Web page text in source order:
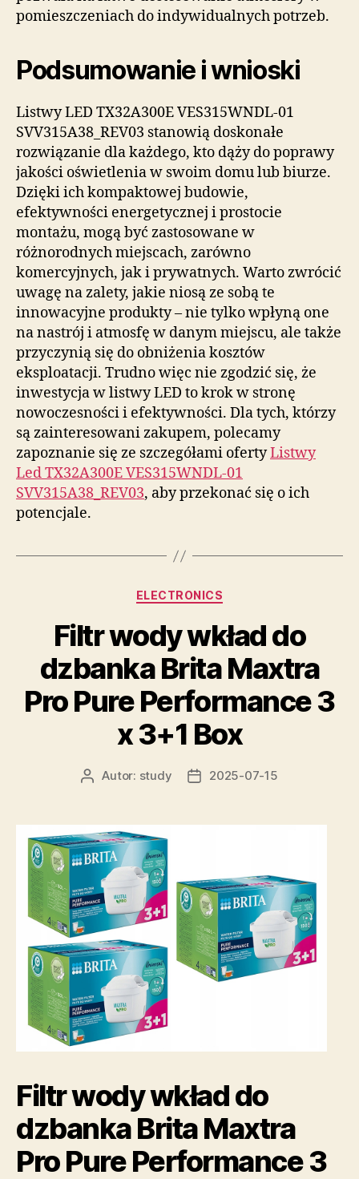
pomieszczeniach do indywidualnych potrzeb.
Podsumowanie i wnioski
Listwy LED TX32A300E VES315WNDL-01
SVV315A38_REV03 stanowią doskonałe
rozwiązanie dla każdego, kto dąży do poprawy
jakości oświetlenia w swoim domu lub biurze.
Dzięki ich kompaktowej budowie,
efektywności energetycznej i prostocie
montażu, mogą być zastosowane w
różnorodnych miejscach, zarówno
komercyjnych, jak i prywatnych. Warto zwrócić
uwagę na zalety, jakie niosą ze sobą te
innowacyjne produkty – nie tylko wpłyną one
na nastrój i atmosfę w danym miejscu, ale także
przyczynią się do obniżenia kosztów
eksploatacji. Trudno więc nie zgodzić się, że
inwestycja w listwy LED to krok w stronę
nowoczesności i efektywności. Dla tych, którzy
są zainteresowani zakupem, polecamy
zapoznanie się ze szczegółami ofertyListwy
Led TX32A300E VES315WNDL-01
SVV315A38_REV03, aby przekonać się o ich
potencjale.
Kategorie
ELECTRONICS
Filtr wody wkład do
dzbanka Brita Maxtra
Pro Pure Performance 3
x 3+1 Box
AutorAutor: study
Data2025-07-15
Filtr wody wkład do
dzbanka Brita Maxtra
Pro Pure Performance 3